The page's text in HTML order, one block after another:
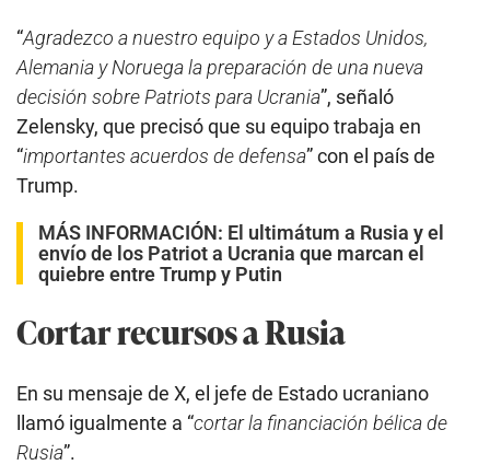
“Agradezco a nuestro equipo y a Estados Unidos,
Alemania y Noruega la preparación de una nueva
decisión sobre Patriots para Ucrania”, señaló
Zelensky, que precisó que su equipo trabaja en
“importantes acuerdos de defensa” con el país de
Trump.
MÁS INFORMACIÓN: El ultimátum a Rusia y el
envío de los Patriot a Ucrania que marcan el
quiebre entre Trump y Putin
Cortar recursos a Rusia
En su mensaje de X, el jefe de Estado ucraniano
llamó igualmente a “cortar la financiación bélica de
Rusia”.